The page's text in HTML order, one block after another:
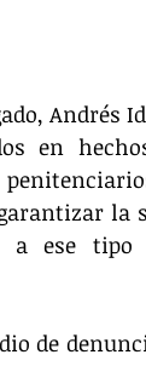
Andrés
en
ese tipo
de